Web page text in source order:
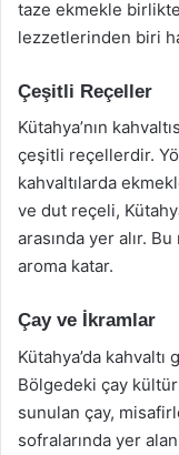
taze ekmekle
lezzetlerinden biri
Çeşitli Reçeller
Kütahya’nın
çeşitli reçellerdir.
kahvaltılarda
ve dut reçeli,
arasında yer alır.
aroma katar.
Çay ve İkramlar
Kütahya’da
Bölgedeki çay
sunulan çay,
sofralarında yer